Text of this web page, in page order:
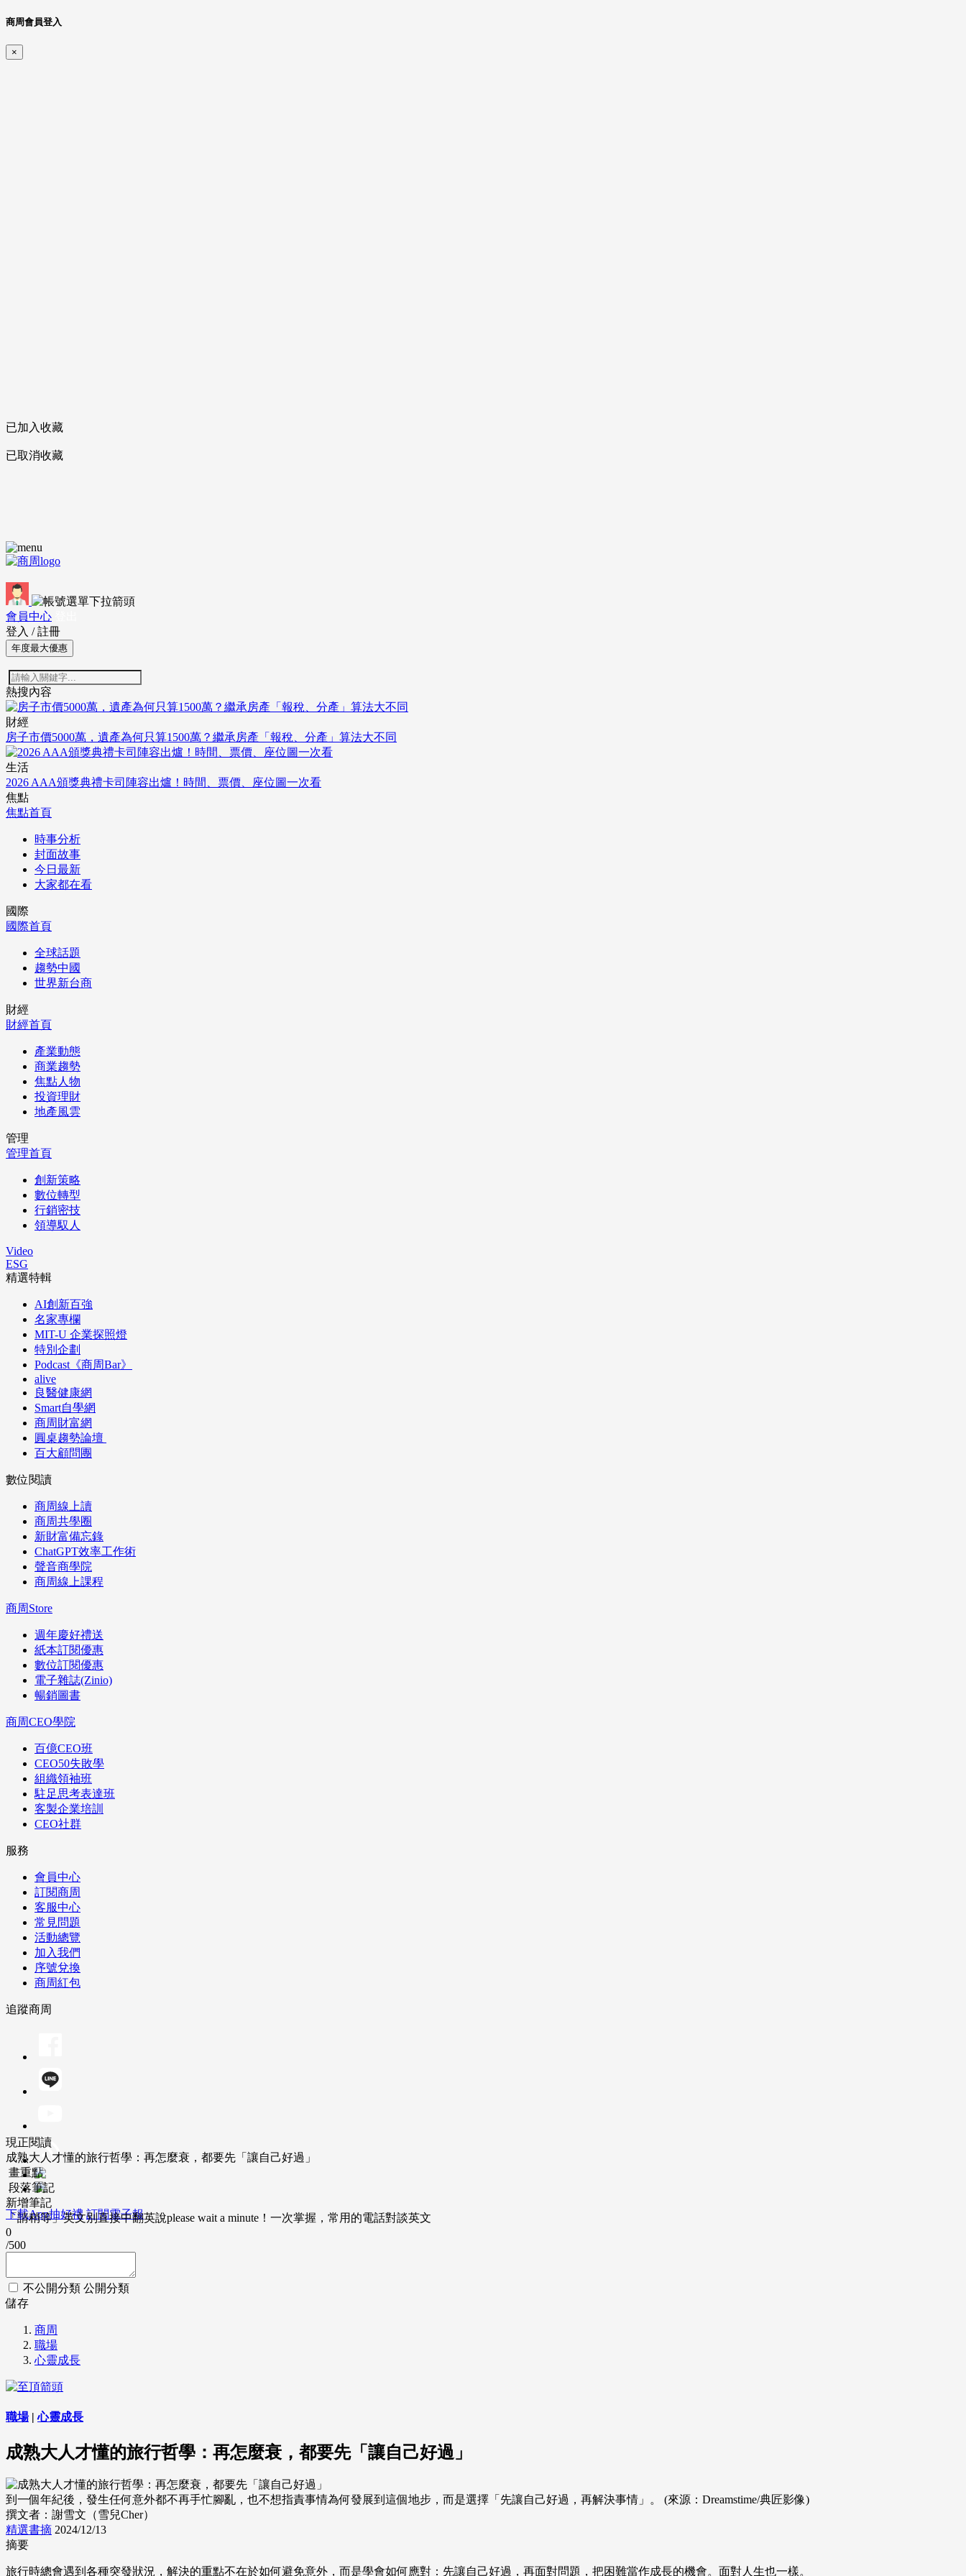
商周會員登入
×
已加入收藏
已取消收藏
會員中心
登入 / 註冊
年度最大優惠
熱搜內容
財經
房子市價5000萬，遺產為何只算1500萬？繼承房產「報稅、分產」算法大不同
生活
2026 AAA頒獎典禮卡司陣容出爐！時間、票價、座位圖一次看
焦點
焦點首頁
時事分析
封面故事
今日最新
大家都在看
國際
國際首頁
全球話題
趨勢中國
世界新台商
財經
財經首頁
產業動態
商業趨勢
焦點人物
投資理財
地產風雲
管理
管理首頁
創新策略
數位轉型
行銷密技
領導馭人
Video
ESG
精選特輯
AI創新百強
名家專欄
MIT-U 企業探照燈
特別企劃
Podcast《商周Bar》
alive
良醫健康網
Smart自學網
商周財富網
圓桌趨勢論壇
百大顧問團
數位閱讀
商周線上讀
商周共學圈
新財富備忘錄
ChatGPT效率工作術
聲音商學院
商周線上課程
商周Store
週年慶好禮送
紙本訂閱優惠
數位訂閱優惠
電子雜誌(Zinio)
暢銷圖書
商周CEO學院
百億CEO班
CEO50失敗學
組織領袖班
駐足思考表達班
客製企業培訓
CEO社群
服務
會員中心
訂閱商周
客服中心
常見問題
活動總覽
加入我們
序號兌換
商周紅包
追蹤商周
下載App抽好禮 訂閱電子報
現正閱讀
成熟大人才懂的旅行哲學：再怎麼衰，都要先「讓自己好過」
畫重點
段落筆記
新增筆記
「請稍等」英文別直接中翻英說please wait a minute！一次掌握，常用的電話對談英文
0
/500
不公開分類 公開分類
儲存
商周
職場
心靈成長
職場|心靈成長
成熟大人才懂的旅行哲學：再怎麼衰，都要先「讓自己好過」
到一個年紀後，發生任何意外都不再手忙腳亂，也不想指責事情為何發展到這個地步，而是選擇「先讓自己好過，再解決事情」。 (來源：Dreamstime/典匠影像)
撰文者：謝雪文（雪兒Cher）
精選書摘 2024/12/13
摘要
旅行時總會遇到各種突發狀況，解決的重點不在於如何避免意外，而是學會如何應對：先讓自己好過，再面對問題，把困難當作成長的機會。面對人生也一樣。